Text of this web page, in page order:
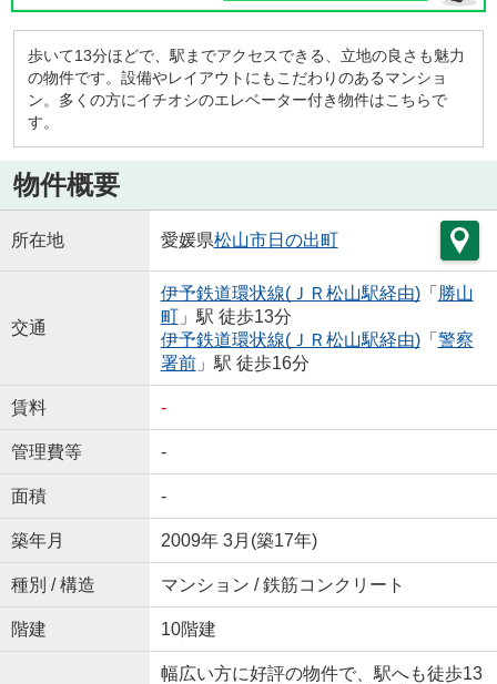
歩いて13分ほどで、駅までアクセスできる、立地の良さも魅力
の物件です。設備やレイアウトにもこだわりのあるマンショ
ン。多くの方にイチオシのエレベーター付き物件はこちらで
す。
物件概要
所在地 愛媛県松山市日の出町
交通
伊予鉄道環状線(ＪＲ松山駅経由)「 勝山
町」駅 徒歩13分
伊予鉄道環状線(ＪＲ松山駅経由)「 警察
署前」駅 徒歩16分
賃料 -
管理費等 -
面積 -
築年月 2009年 3月(築17年)
種別 / 構造 マンション / 鉄筋コンクリート
階建 10階建
幅広い方に好評の物件で、駅へも徒歩13